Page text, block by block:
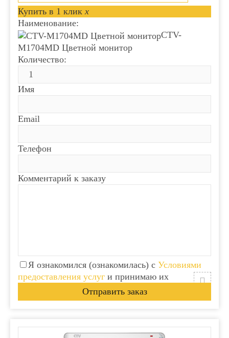
Купить в 1 клик x
Наименование:
CTV-
M1704MD Цветной монитор
Количество:
Имя
Email
Телефон
Комментарий к заказу
Я ознакомился (ознакомилась) с Условиями
предоставления услуг и принимаю их